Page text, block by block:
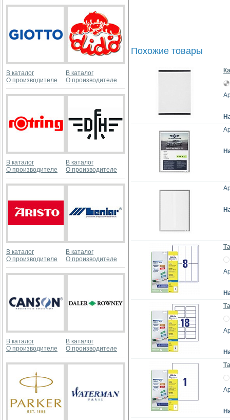
В каталог
О производителе
В каталог
О производителе
В каталог
О производителе
В каталог
О производителе
В каталог
О производителе
В каталог
О производителе
В каталог
О производителе
В каталог
О производителе
Похожие товары